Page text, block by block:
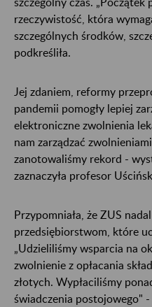
rzeczywistość, która
szczególnych środków,
podkreśliła.
Jej zdaniem, reformy
pandemii pomogły lepiej
elektroniczne zwolnienia
nam zarządzać
zanotowaliśmy rekord -
zaznaczyła profesor
Przypomniała, że ZUS
przedsiębiorstwom, które
„Udzieliliśmy wsparcia na
zwolnienie z opłacania
złotych. Wypłaciliśmy
świadczenia postojowego" -